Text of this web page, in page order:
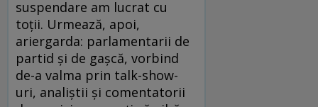
suspendare am lucrat cu
toţii. Urmează, apoi,
ariergarda: parlamentarii de
partid şi de gaşcă, vorbind
de-a valma prin talk-show-
uri, analiştii şi comentatorii